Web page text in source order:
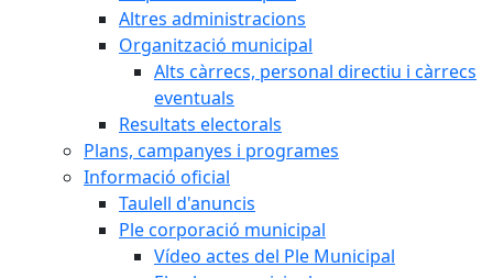
Altres administracions
Organització municipal
Alts càrrecs, personal directiu i càrrecs
eventuals
Resultats electorals
Plans, campanyes i programes
Informació oficial
Taulell d'anuncis
Ple corporació municipal
Vídeo actes del Ple Municipal